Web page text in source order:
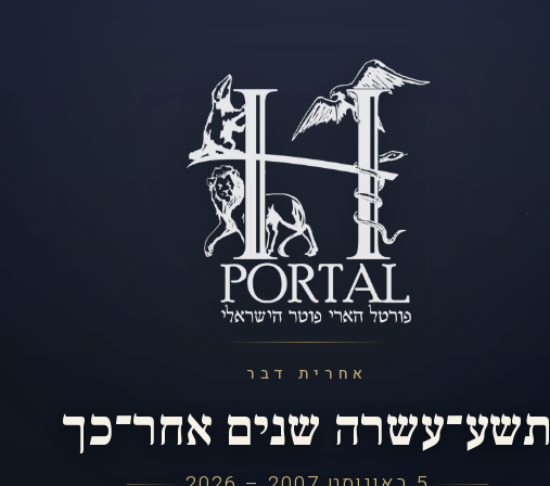
אחרית דבר
שנים אחר־כך